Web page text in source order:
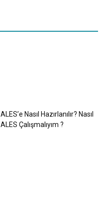
ALES’e Nasıl Hazırlanılır? Nasıl
ALES Çalışmalıyım ?